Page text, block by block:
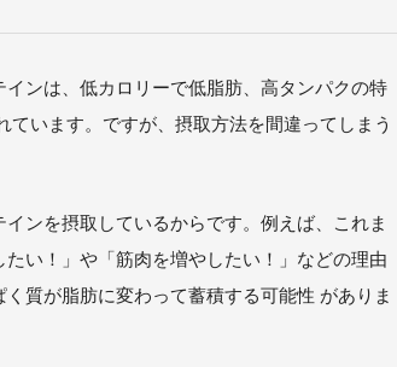
ンは、低カロリーで低脂肪、高タンパクの特
います。ですが、摂取方法を間違ってしまう
ンを摂取しているからです。例えば、これま
い！」や「筋肉を増やしたい！」などの理由
質が脂肪に変わって蓄積する可能性 がありま